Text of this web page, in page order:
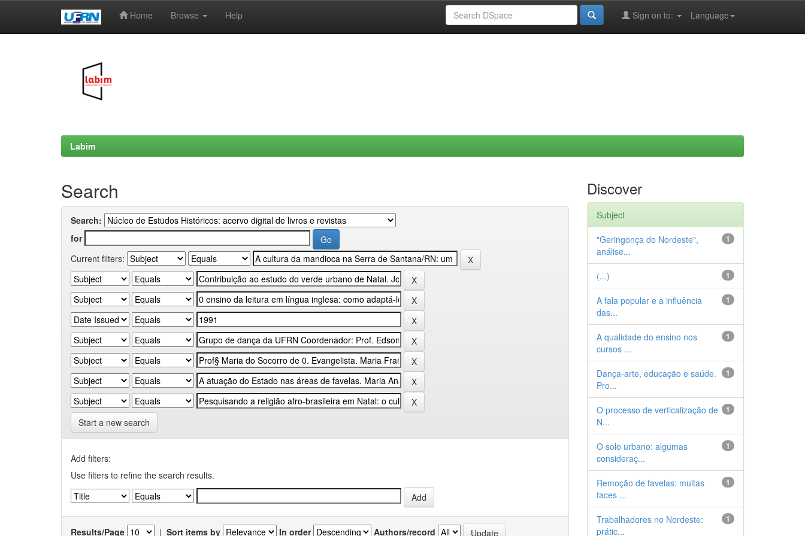
Home Browse Help Language
Sign on to:
Labim
Search
Search:
for
Current filters:
Start a new search
Add filters:
Use filters to refine the search results.
Results/Page | Sort items by In order Authors/record
Discover
Subject
1
"Geringonça do Nordeste",
análise...
1
(...)
1
A fala popular e a influência
das...
1
A qualidade do ensino nos
cursos ...
1
Dança-arte, educação e saúde.
Pro...
1
O processo de verticalização de
N...
1
O solo urbano: algumas
consideraç...
1
Remoção de favelas: muitas
faces ...
1
Trabalhadores no Nordeste:
prátic...